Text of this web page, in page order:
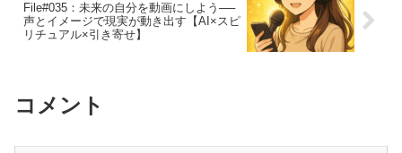
File#035：未来の自分を動画にしよう──
声とイメージで現実が動き出す【AI×スピ
リチュアル×引き寄せ】
コメント